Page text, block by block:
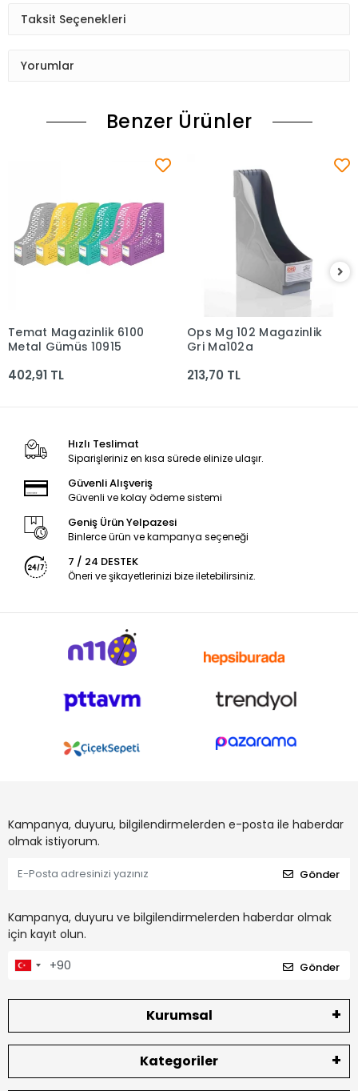
Taksit Seçenekleri
Yorumlar
Benzer Ürünler
Sepete Ekle
Temat Magazinlik 6100
Metal Gümüş 10915
402,91 TL
Sepete Ekle
Ops Mg 102 Magazinlik
Gri Mg102g
213,70 TL
Hızlı Teslimat
Siparişleriniz en kısa sürede elinize ulaşır.
Güvenli Alışveriş
Güvenli ve kolay ödeme sistemi
Geniş Ürün Yelpazesi
Binlerce ürün ve kampanya seçeneği
7 / 24 DESTEK
Öneri ve şikayetlerinizi bize iletebilirsiniz.
Kampanya, duyuru, bilgilendirmelerden e-posta ile haberdar
olmak istiyorum.
Gönder
Kampanya, duyuru ve bilgilendirmelerden haberdar olmak
için kayıt olun.
Gönder
Kurumsal
Kategoriler